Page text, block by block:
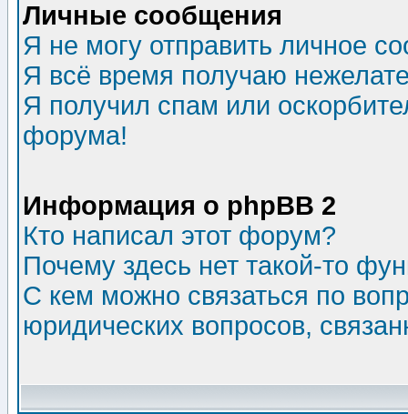
Личные сообщения
Я не могу отправить личное
Я всё время получаю
Я получил спам или
форума!
Информация о phpBB 2
Кто написал этот форум?
Почему здесь нет такой-то
С кем можно связаться по
юридических вопросов,